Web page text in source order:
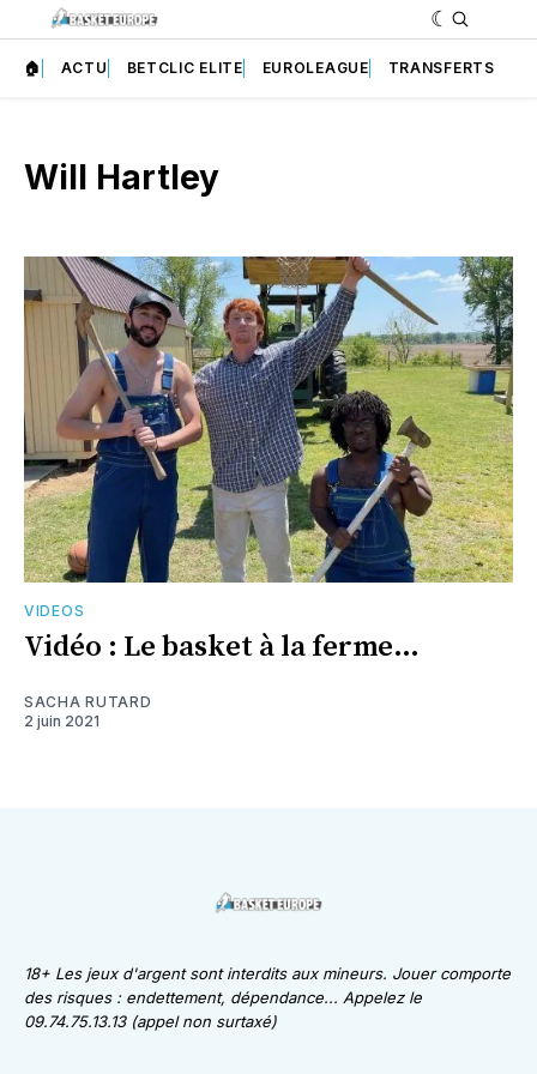
🏠 ACTU BETCLIC ELITE EUROLEAGUE TRANSFERTS
Will Hartley
VIDEOS
Vidéo : Le basket à la ferme…
SACHA RUTARD
2 juin 2021
18+ Les jeux d'argent sont interdits aux mineurs. Jouer comporte
des risques : endettement, dépendance... Appelez le
09.74.75.13.13 (appel non surtaxé)